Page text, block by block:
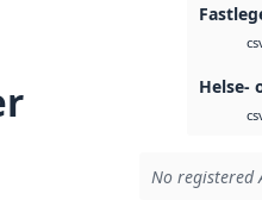
Helse-
No registered